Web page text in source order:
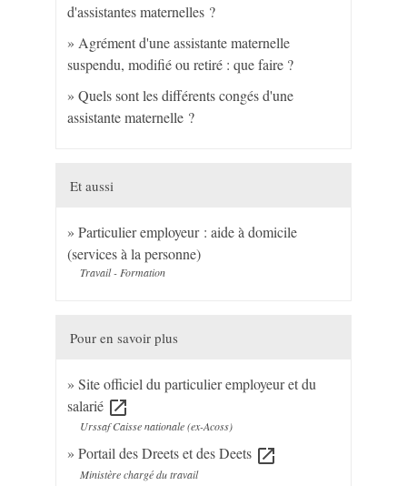
d'assistantes maternelles ?
Agrément d'une assistante maternelle
suspendu, modifié ou retiré : que faire ?
Quels sont les différents congés d'une
assistante maternelle ?
Et aussi
Particulier employeur : aide à domicile
(services à la personne)
Travail - Formation
Pour en savoir plus
Site officiel du particulier employeur et du
salarié open_in_new
Urssaf Caisse nationale (ex-Acoss)
Portail des Dreets et des Deets open_in_new
Ministère chargé du travail